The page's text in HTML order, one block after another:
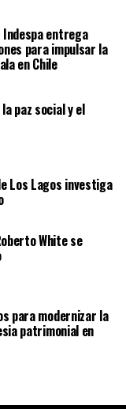
entrega
para impulsar la
en Chile
paz social y el
Los Lagos investiga
White se
para modernizar la
patrimonial en